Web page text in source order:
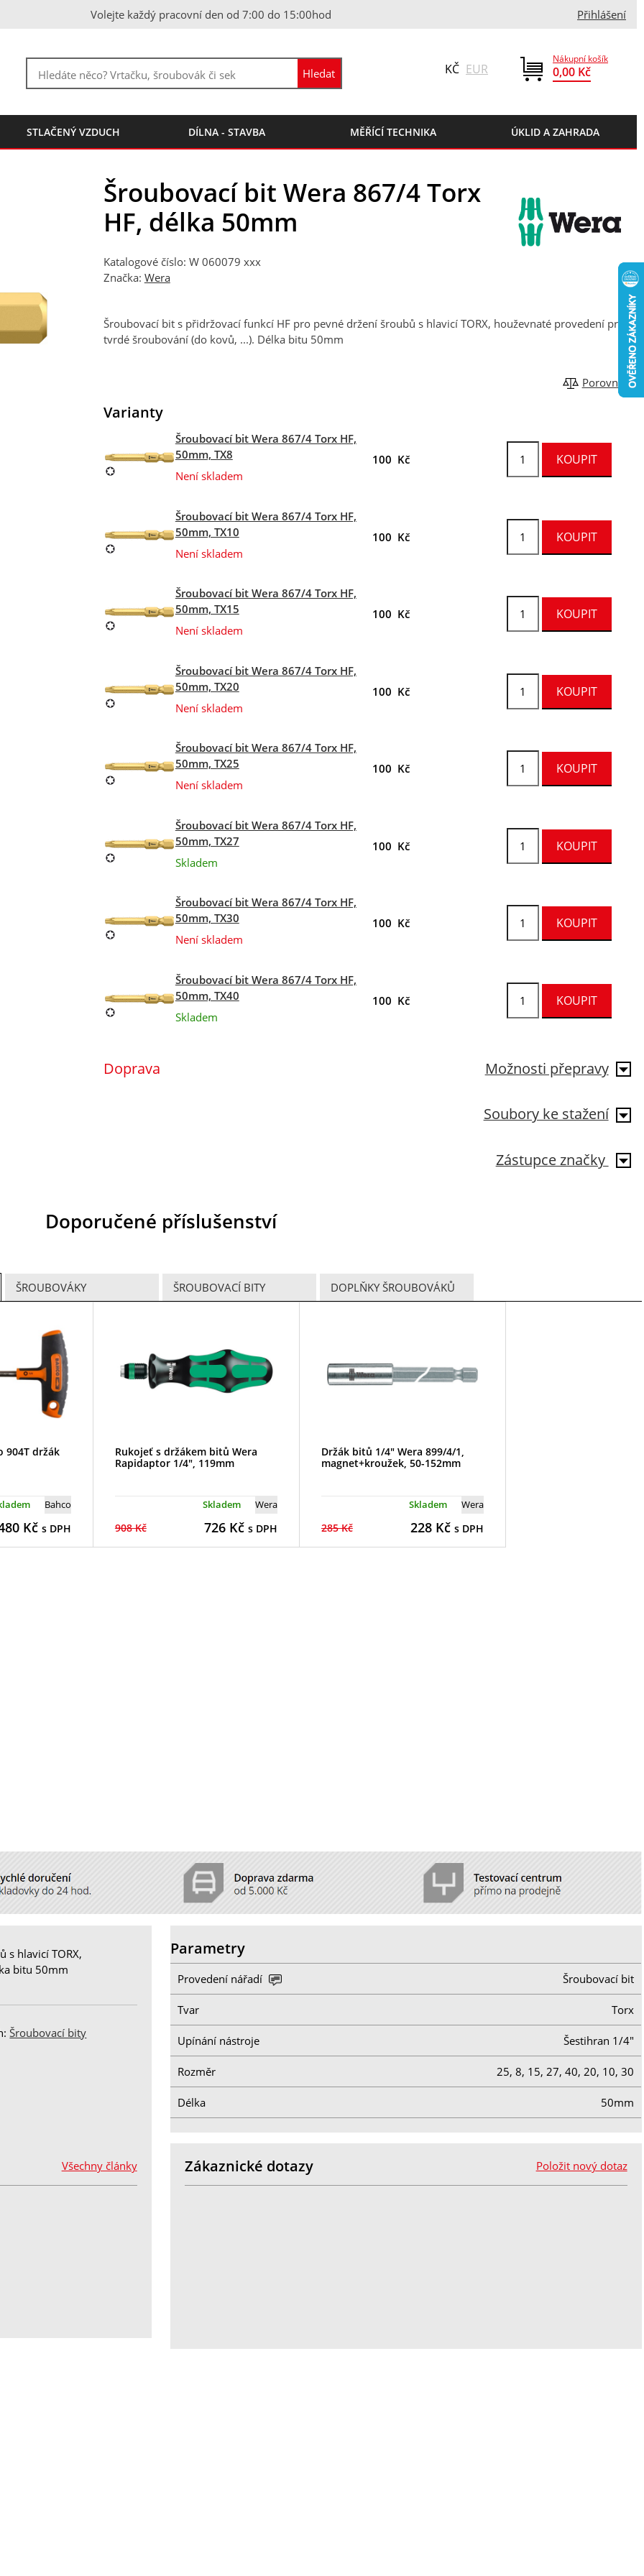
Volejte každý pracovní den od 7:00 do 15:00hod Přihlášení
Nákupní košík
0,00 Kč
KČ EUR
STLAČENÝ VZDUCH DÍLNA - STAVBA MĚŘÍCÍ TECHNIKA ÚKLID A ZAHRADA
Šroubovací bit Wera 867/4 Torx
HF, délka 50mm
Katalogové číslo: W 060079 xxx
Značka: Wera
Šroubovací bit s přidržovací funkcí HF pro pevné držení šroubů s hlavicí TORX, houževnaté provedení pro
tvrdé šroubování (do kovů, ...). Délka bitu 50mm
Porovnat
Varianty
Šroubovací bit Wera 867/4 Torx HF,
50mm, TX8
Není skladem
100 Kč
Šroubovací bit Wera 867/4 Torx HF,
50mm, TX10
Není skladem
100 Kč
Šroubovací bit Wera 867/4 Torx HF,
50mm, TX15
Není skladem
100 Kč
Šroubovací bit Wera 867/4 Torx HF,
50mm, TX20
Není skladem
100 Kč
Šroubovací bit Wera 867/4 Torx HF,
50mm, TX25
Není skladem
100 Kč
Šroubovací bit Wera 867/4 Torx HF,
50mm, TX27
Skladem
100 Kč
Šroubovací bit Wera 867/4 Torx HF,
50mm, TX30
Není skladem
100 Kč
Šroubovací bit Wera 867/4 Torx HF,
50mm, TX40
Skladem
100 Kč
Možnosti přepravy
Doprava
Soubory ke stažení
Zástupce značky
Doporučené příslušenství
ŠROUBOVÁKY ŠROUBOVACÍ BITY DOPLŇKY ŠROUBOVÁKŮ
904T držák
Bahco
Kč s DPH
Rukojeť s držákem bitů Wera
Rapidaptor 1/4", 119mm
Wera
Skladem
908 Kč 726Kč s DPH
Držák bitů 1/4" Wera 899/4/1,
magnet+kroužek, 50-152mm
Wera
Skladem
285 Kč 228Kč s DPH
s hlavicí TORX,
bitu 50mm
Šroubovací bity
Parametry
Provedení nářadí Šroubovací bit
Tvar Torx
Upínání nástroje Šestihran 1/4"
Rozměr 25, 8, 15, 27, 40, 20, 10, 30
Délka 50mm
Všechny články Položit nový dotaz
Zákaznické dotazy